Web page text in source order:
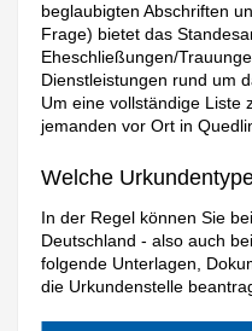
beglaubigten Abschriften
Frage) bietet das
Eheschließungen/
Dienstleistungen rund um
Um eine vollständige Liste
jemanden vor Ort in
Welche
In der Regel können Sie
Deutschland - also auch
folgende Unterlagen,
die Urkundenstelle